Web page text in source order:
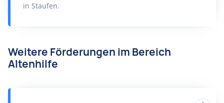
in Staufen.
Weitere Förderungen im Bereich
Altenhilfe